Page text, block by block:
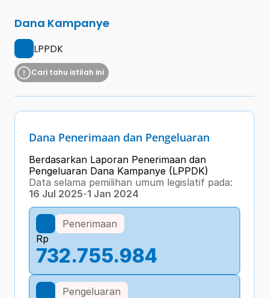
Dana Kampanye
LPPDK
Cari tahu istilah ini
Dana Penerimaan dan Pengeluaran
Berdasarkan Laporan Penerimaan dan
Pengeluaran Dana Kampanye (LPPDK)
Data selama pemilihan umum legislatif pada:
16 Jul 2025-1 Jan 2024
Penerimaan
Rp
732.755.984
Pengeluaran